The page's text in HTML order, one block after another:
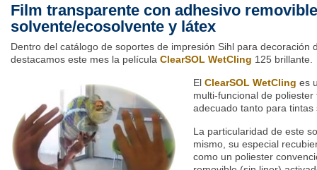
Film transparente con adhesivo
solvente/ecosolvente y látex
Dentro del catálogo de soportes de impresión Sihl para decoración
destacamos este mes la película ClearSOL WetCling 125 brillante.
El ClearSOL WetCling es
multi-funcional de
adecuado tanto para tintas
La particularidad de este
mismo, su especial
como un poliester